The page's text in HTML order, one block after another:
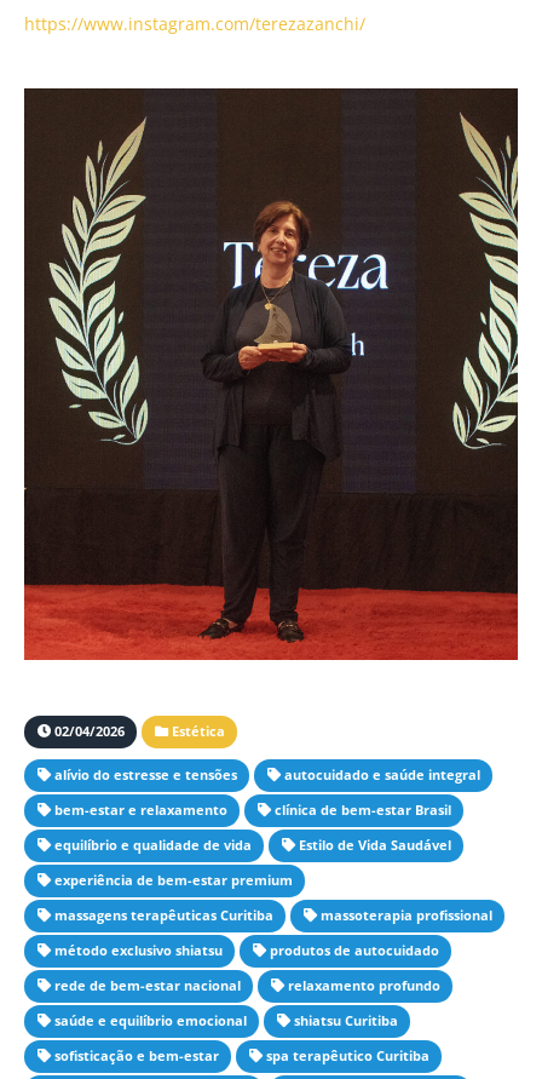
https://www.instagram.com/terezazanchi/
02/04/2026 Estética
alívio do estresse e tensões
autocuidado e saúde integral
bem-estar e relaxamento
clínica de bem-estar Brasil
equilíbrio e qualidade de vida
Estilo de Vida Saudável
experiência de bem-estar premium
massagens terapêuticas Curitiba
massoterapia profissional
método exclusivo shiatsu
produtos de autocuidado
rede de bem-estar nacional
relaxamento profundo
saúde e equilíbrio emocional
shiatsu Curitiba
sofisticação e bem-estar
spa terapêutico Curitiba